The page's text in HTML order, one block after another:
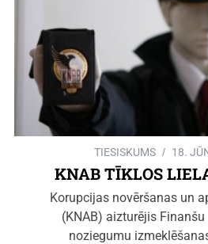
TIESISKUMS 18.
KNAB TĪKLOS
Korupcijas novēršanas un
(KNAB) aizturējis
noziegumu